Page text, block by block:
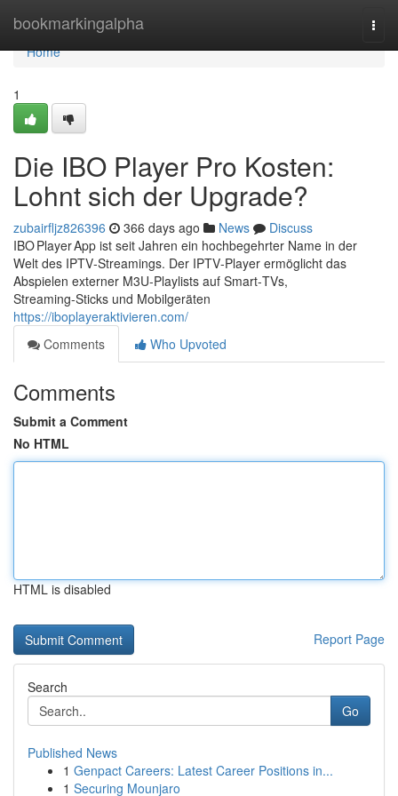
bookmarkingalpha
Home
Home
1
Die IBO Player Pro Kosten:
Lohnt sich der Upgrade?
zubairfljz826396 366 days ago News
Discuss
IBO Player App ist seit Jahren ein hochbegehrter Name in der
Welt des IPTV‑Streamings. Der IPTV‑Player ermöglicht das
Abspielen externer M3U‑Playlists auf Smart‑TVs,
Streaming‑Sticks und Mobilgeräten
https://iboplayeraktivieren.com/
Comments
Who Upvoted
Comments
Submit a Comment
No HTML
HTML is disabled
Report Page
Search
Go
Published News
1 Genpact Careers: Latest Career Positions in...
1 Securing Mounjaro